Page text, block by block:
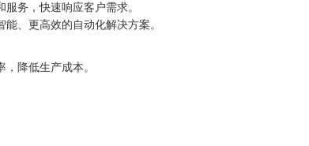
务，快速响应客户需求。
、更高效的自动化解决方案。
降低生产成本。